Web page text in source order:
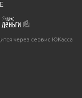
через сервис ЮКасса